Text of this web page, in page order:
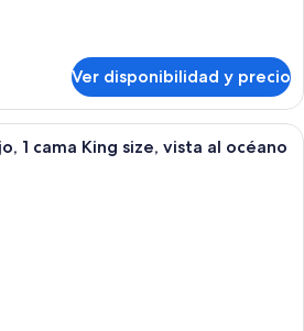
Ver disponibilidad y precio
Habitación de hotel con cama,
1 cama King size, vista al océano